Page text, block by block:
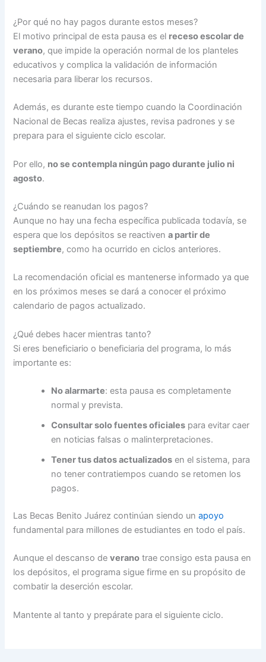
¿Por qué no hay pagos durante estos meses?
El motivo principal de esta pausa es el receso escolar de
verano, que impide la operación normal de los planteles
educativos y complica la validación de información
necesaria para liberar los recursos.
Además, es durante este tiempo cuando la Coordinación
Nacional de Becas realiza ajustes, revisa padrones y se
prepara para el siguiente ciclo escolar.
Por ello, no se contempla ningún pago durante julio ni
agosto.
¿Cuándo se reanudan los pagos?
Aunque no hay una fecha específica publicada todavía, se
espera que los depósitos se reactivena partir de
septiembre, como ha ocurrido en ciclos anteriores.
La recomendación oficial es mantenerse informado ya que
en los próximos meses se dará a conocer el próximo
calendario de pagos actualizado.
¿Qué debes hacer mientras tanto?
Si eres beneficiario o beneficiaria del programa, lo más
importante es:
No alarmarte: esta pausa es completamente
normal y prevista.
Consultar solo fuentes oficiales para evitar caer
en noticias falsas o malinterpretaciones.
Tener tus datos actualizados en el sistema, para
no tener contratiempos cuando se retomen los
pagos.
Las Becas Benito Juárez continúan siendo unapoyo
fundamental para millones de estudiantes en todo el país.
Aunque el descanso deverano trae consigo esta pausa en
los depósitos, el programa sigue firme en su propósito de
combatir la deserción escolar.
Mantente al tanto y prepárate para el siguiente ciclo.